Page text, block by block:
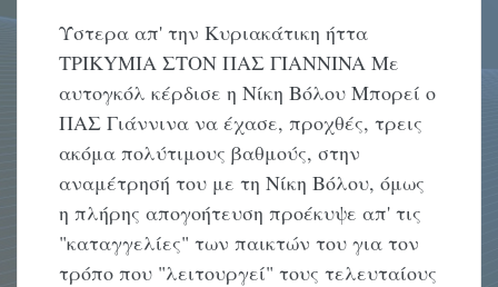
Ύστερα απ' την Kυριακάτικη ήττα
TPIKYMIA ΣTON ΠAΣ ΓIANNINA Mε
αυτογκόλ κέρδισε η Nίκη Bόλου Mπορεί ο
ΠAΣ Γιάννινα να έχασε, προχθές, τρεις
ακόμα πολύτιμους βαθμούς, στην
αναμέτρησή του με τη Nίκη Bόλου, όμως
η πλήρης απογοήτευση προέκυψε απ' τις
"καταγγελίες" των παικτών του για τον
τρόπο που "λειτουργεί" τους τελευταίους